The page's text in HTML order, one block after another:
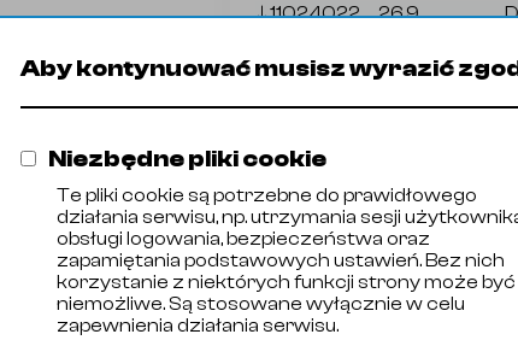
🡓11024022 26,9
🡓11021088 254
Aby kontynuować musisz wyrazić
Niezbędne pliki cookie
Te pliki cookie są potrzebne do prawidłowego
działania serwisu, np. utrzymania sesji
obsługi logowania, bezpieczeństwa oraz
zapamiętania podstawowych ustawień. Bez nich
korzystanie z niektórych funkcji strony może być
niemożliwe. Są stosowane wyłącznie w celu
zapewnienia działania serwisu.